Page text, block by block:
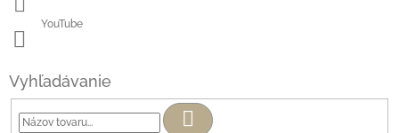
YouTube
Vyhľadávanie
Hľadať